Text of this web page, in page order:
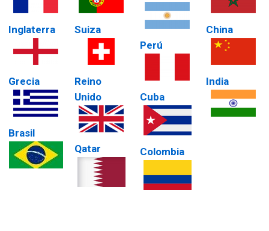
Inglaterra
Grecia
Brasil
Suiza
Reino
Unido
Qatar
Perú
Cuba
Colombia
China
India